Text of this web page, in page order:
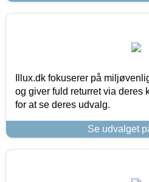
Illux.dk fokuserer på
og giver fuld returret via deres
for at se deres udvalg.
Se udvalget